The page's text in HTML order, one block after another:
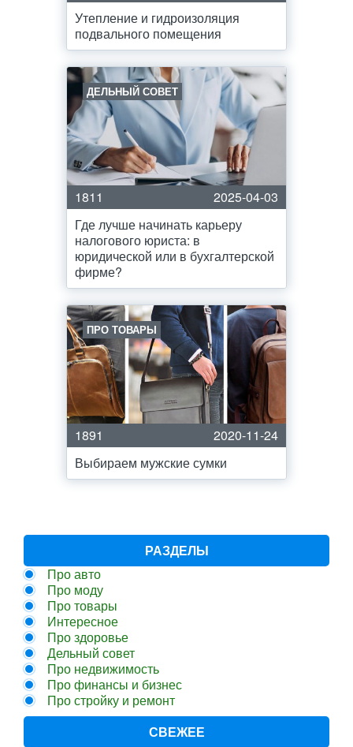
Утепление и гидроизоляция
подвального помещения
ДЕЛЬНЫЙ СОВЕТ
1811
2025-04-03
Где лучше начинать карьеру
налогового юриста: в
юридической или в бухгалтерской
фирме?
ПРО ТОВАРЫ
1891
2020-11-24
Выбираем мужские сумки
РАЗДЕЛЫ
Про авто
Про моду
Про товары
Интересное
Про здоровье
Дельный совет
Про недвижимость
Про финансы и бизнес
Про стройку и ремонт
СВЕЖЕЕ